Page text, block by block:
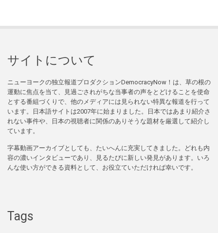
サイトについて
ニューヨークの独立報道プロダクションDemocracyNow！は、草の根の
運動に焦点を当て、見過ごされがちな当事者の声をとどけることを使命
とする番組づくりで、他のメディアには見られない特異な報道を行って
います。日本語サイトは2007年に始まりました。日本ではあまり紹介さ
れない事件や、日本の視聴者に関係のありそうな題材を厳選して紹介し
ています。
字幕動画アーカイブとしても、たいへんに充実してきました。どれも内
容の濃いインタビューであり、見るたびに新しい発見があります。いろ
んな使い方ができる資料として、お役立ていただければ幸いです。
Tags